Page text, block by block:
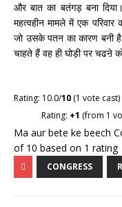
और बात का बतंगड़ बना
महत्वहीन मामले में एक
जो उसके पतन का कारण बनी
चाहते हैं वह ही घोड़ी पर चढऩे
Rating: 10.0/10 (1 vote cast)
Rating: +1 (from 1
Ma aur bete ke beech
of 10 based on 1 rating
CONGRESS